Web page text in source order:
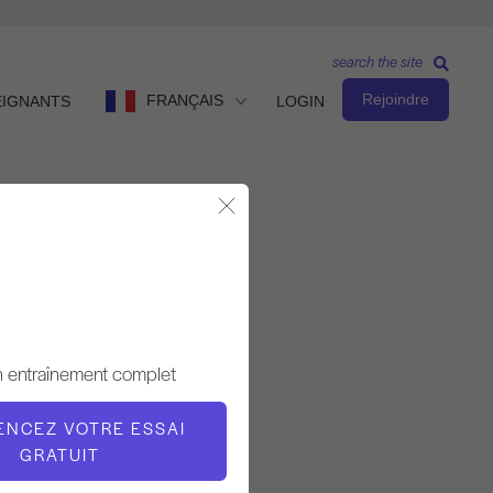
FRANÇAIS LOGIN Rejoindre
search the site
entraînement complet
VOTRE ESSAI
GRATUIT
Monica Felix
L'HEURE DE LA VIDÉO
8:51